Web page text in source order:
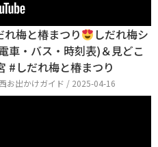
れ梅と椿まつり
しだれ梅シ
車・バス・時刻表)＆見どこ
#しだれ梅と椿まつり
お出かけガイド / 2025-04-16